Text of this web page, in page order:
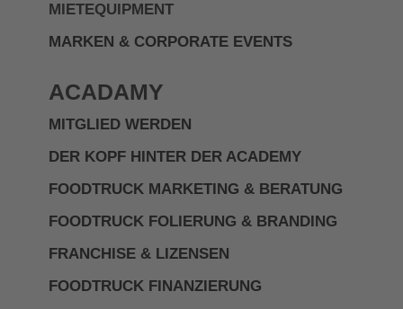
MIETEQUIPMENT
MARKEN & CORPORATE EVENTS
ACADAMY
MITGLIED WERDEN
DER KOPF HINTER DER ACADEMY
FOODTRUCK MARKETING & BERATUNG
FOODTRUCK FOLIERUNG & BRANDING
FRANCHISE & LIZENSEN
FOODTRUCK FINANZIERUNG